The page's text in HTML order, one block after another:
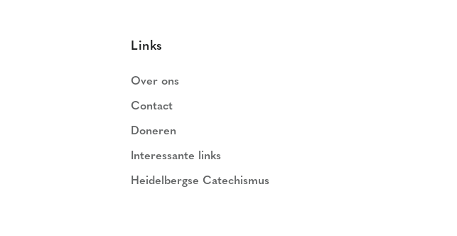
Links
Over ons
Contact
Doneren
Interessante links
Heidelbergse Catechismus